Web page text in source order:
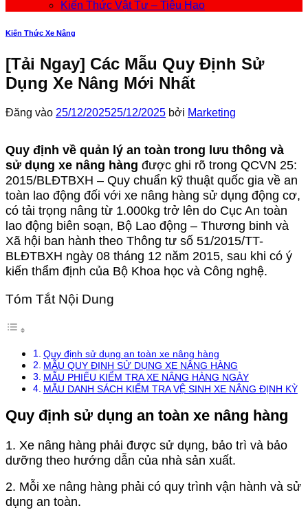
Kiến Thức Vật Tư – Tiêu Hao
Kiến Thức Xe Nâng
[Tải Ngay] Các Mẫu Quy Định Sử
Dụng Xe Nâng Mới Nhất
Đăng vào 25/12/202525/12/2025 bởi Marketing
Quy định về quản lý an toàn trong lưu thông và
sử dụng xe nâng hàng được ghi rõ trong QCVN 25:
2015/BLĐTBXH – Quy chuẩn kỹ thuật quốc gia về an
toàn lao động đối với xe nâng hàng sử dụng động cơ,
có tải trọng nâng từ 1.000kg trở lên do Cục An toàn
lao động biên soạn, Bộ Lao động – Thương binh và
Xã hội ban hành theo Thông tư số 51/2015/TT-
BLĐTBXH ngày 08 tháng 12 năm 2015, sau khi có ý
kiến thẩm định của Bộ Khoa học và Công nghệ.
Tóm Tắt Nội Dung
Quy định sử dụng an toàn xe nâng hàng
MẪU QUY ĐỊNH SỬ DỤNG XE NÂNG HÀNG
MẪU PHIẾU KIỂM TRA XE NÂNG HÀNG NGÀY
MẪU DANH SÁCH KIỂM TRA VỆ SINH XE NÂNG ĐỊNH KỲ
Quy định sử dụng an toàn xe nâng hàng
1. Xe nâng hàng phải được sử dụng, bảo trì và bảo
dưỡng theo hướng dẫn của nhà sản xuất.
2. Mỗi xe nâng hàng phải có quy trình vận hành và sử
dụng an toàn.